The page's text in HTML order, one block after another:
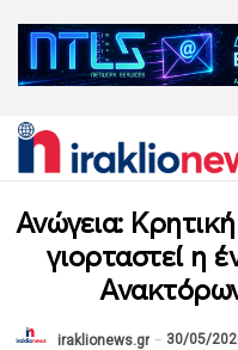
Ανώγεια:
γιορταστεί η
iraklionews.gr 30/05/